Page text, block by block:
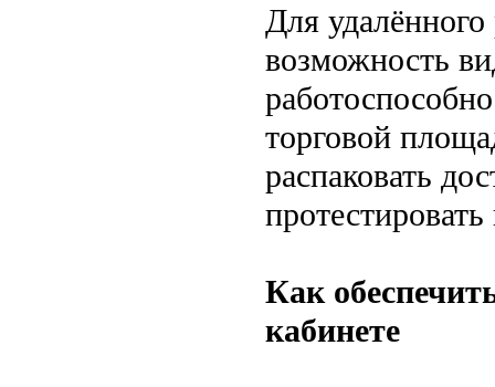
Для
возможность
торговой
распаковать
Как
кабинете